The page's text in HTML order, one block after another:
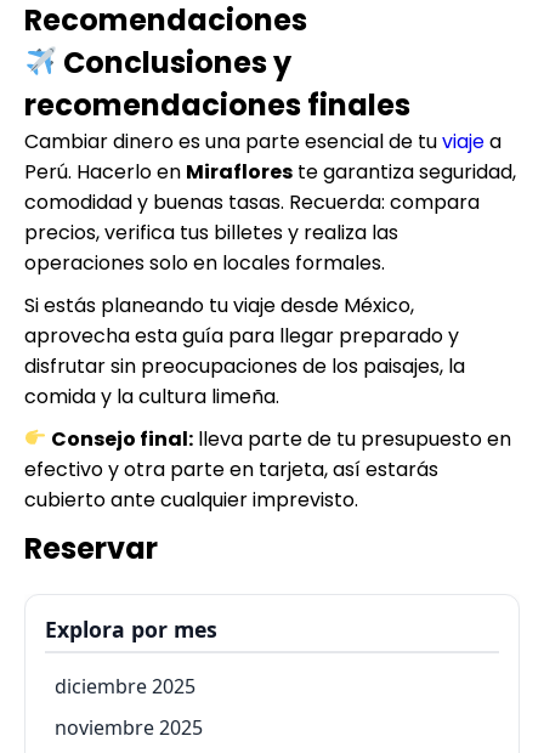
Recomendaciones
Conclusiones y
recomendaciones finales
Cambiar dinero es una parte esencial de tuviajea
Perú. Hacerlo en Miraflores te garantiza seguridad,
comodidad y buenas tasas. Recuerda: compara
precios, verifica tus billetes y realiza las
operaciones solo en locales formales.
Si estás planeando tu viaje desde México,
aprovecha esta guía para llegar preparado y
disfrutar sin preocupaciones de los paisajes, la
comida y la cultura limeña.
Consejo final: lleva parte de tu presupuesto en
efectivo y otra parte en tarjeta, así estarás
cubierto ante cualquier imprevisto.
Reservar
Explora por mes
diciembre 2025
noviembre 2025